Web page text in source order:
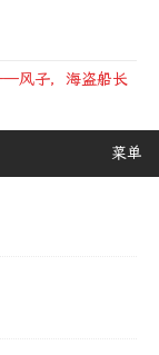
风子，海盗船长
菜单